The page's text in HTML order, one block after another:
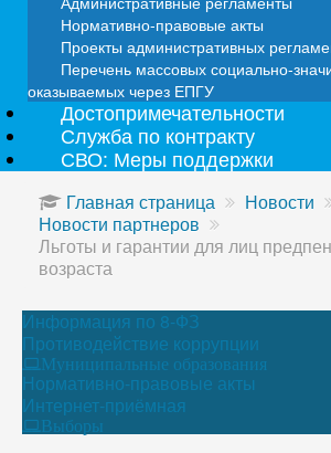
Нормативно-правовые акты
Проекты административных
Перечень массовых социально-
оказываемых через ЕПГУ
Достопримечательности
Служба по контракту
СВО: Меры поддержки
Главная страница
Новости
Новости партнеров
Льготы и гарантии для лиц
возраста
Информация по 8-ФЗ
Противодействие коррупции
Муниципальные образования
Нормативно-правовые акты
Интернет-приёмная
Выборы